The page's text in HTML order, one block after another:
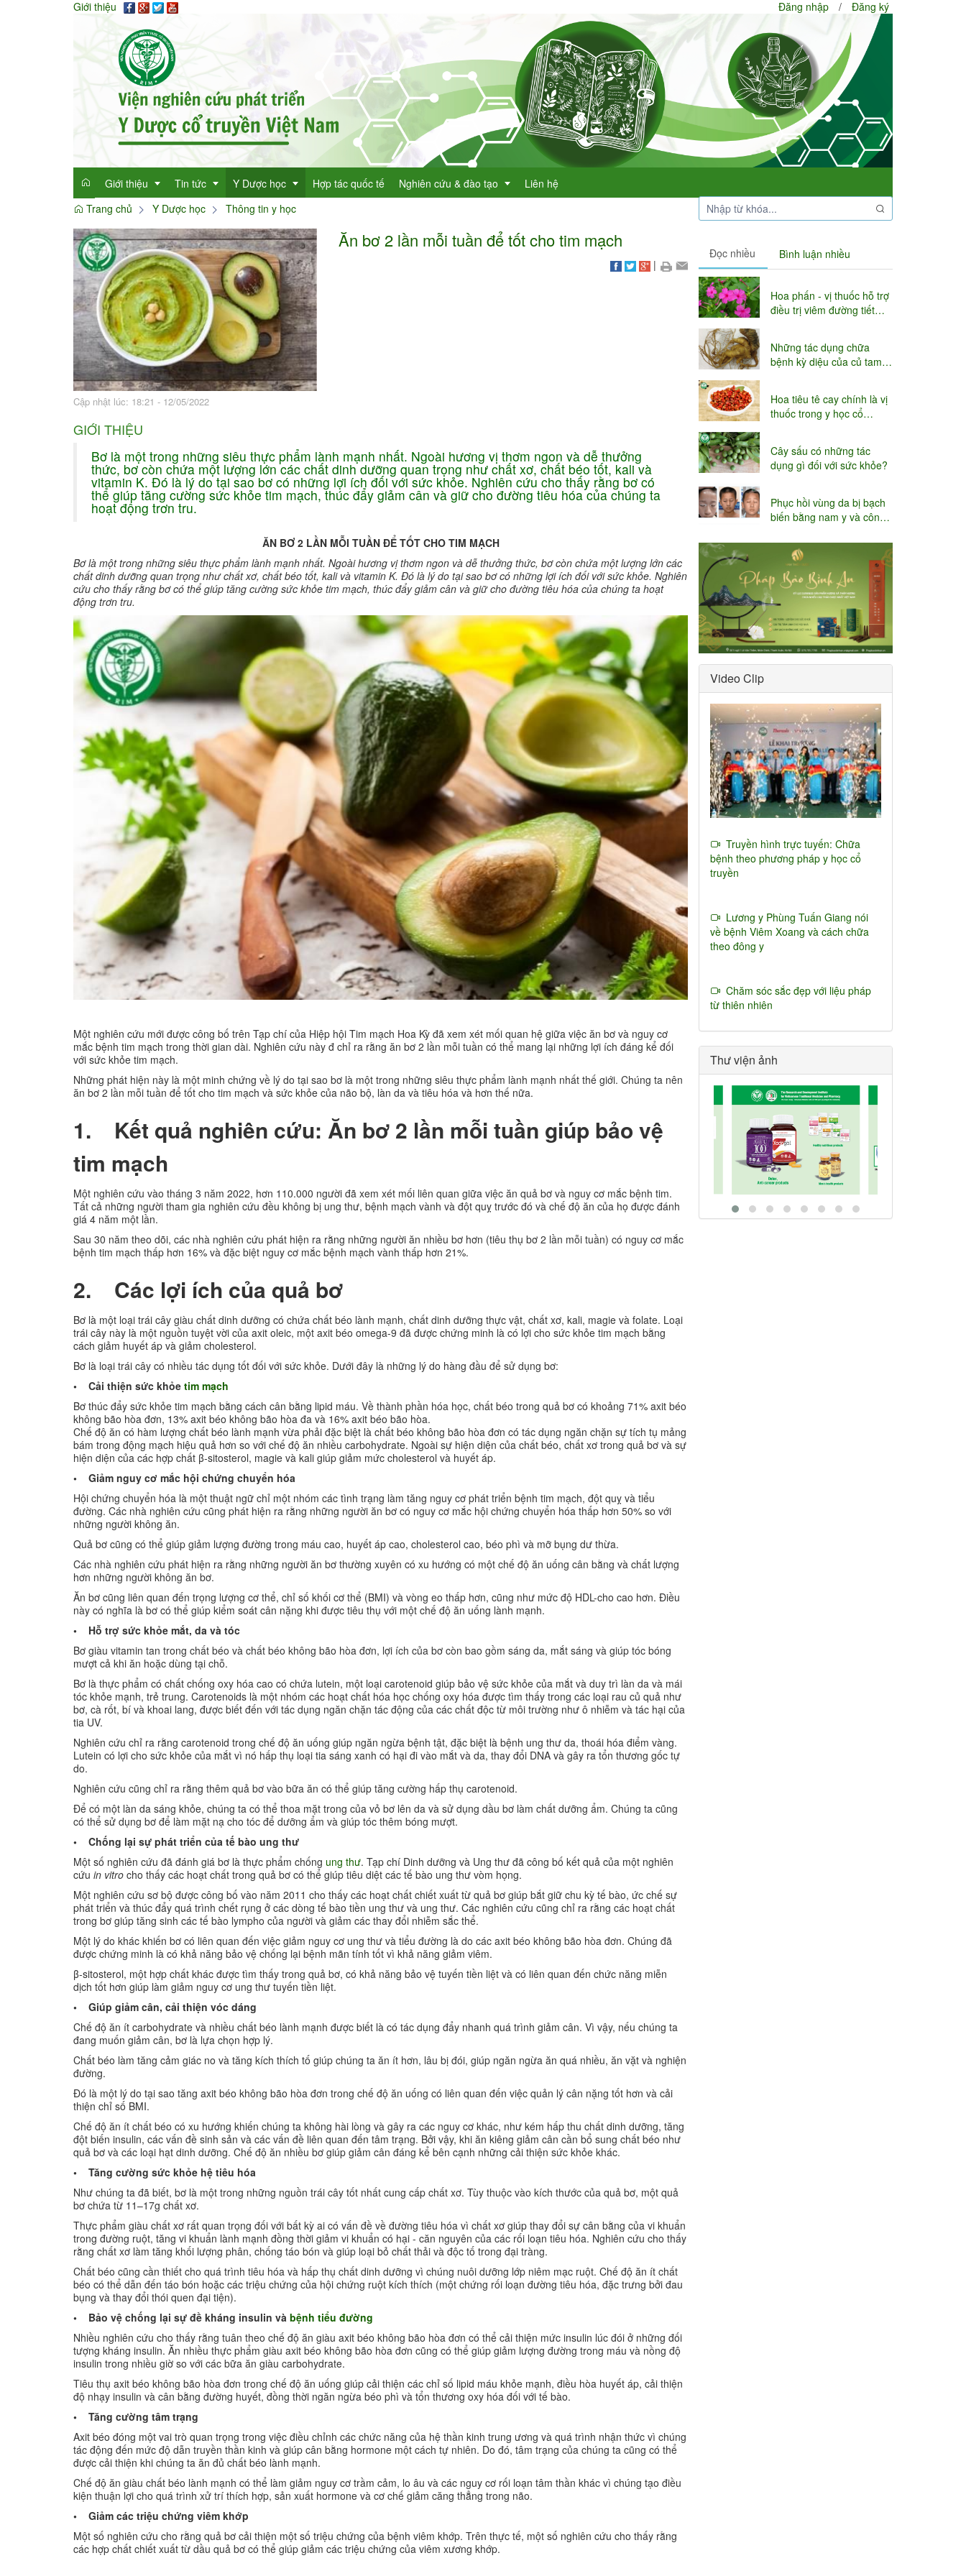
Giới thiệu Đăng nhập / Đăng ký
Giới thiệu
Giới thiệu
Mục đích
Chức năng nhiệm vụ
Tin tức
Tin tức tổng hợp
Tin tức trong ngành
Y Dược học
Thông tin y học
Cây thuốc quý Danh lục cây thuốc
Danh lục cây thuốc Việt Nam
Làm đẹp với thảo dược
Bài thuốc hay
Sức khỏe ngàn vàng
Hợp tác quốc tế Nghiên cứu & đào tạo
Dự án KHCN
Liên hệ
Trang chủ
Y Dược học Thông tin y học
Cập nhật lúc: 18:21 - 12/05/2022
Ăn bơ 2 lần mỗi tuần để tốt cho tim mạch
|
GIỚI THIỆU
Bơ là một trong những siêu thực phẩm lành mạnh nhất. Ngoài hương vị thơm ngon và dễ thưởng
thức, bơ còn chứa một lượng lớn các chất dinh dưỡng quan trọng như chất xơ, chất béo tốt, kali và
vitamin K. Đó là lý do tại sao bơ có những lợi ích đối với sức khỏe. Nghiên cứu cho thấy rằng bơ có
thể giúp tăng cường sức khỏe tim mạch, thúc đẩy giảm cân và giữ cho đường tiêu hóa của chúng ta
hoạt động trơn tru.
ĂN BƠ 2 LẦN MỖI TUẦN ĐỂ TỐT CHO TIM MẠCH
Bơ là một trong những siêu thực phẩm lành mạnh nhất. Ngoài hương vị thơm ngon và dễ thưởng thức, bơ còn chứa một lượng lớn các
chất dinh dưỡng quan trọng như chất xơ, chất béo tốt, kali và vitamin K. Đó là lý do tại sao bơ có những lợi ích đối với sức khỏe. Nghiên
cứu cho thấy rằng bơ có thể giúp tăng cường sức khỏe tim mạch, thúc đẩy giảm cân và giữ cho đường tiêu hóa của chúng ta hoạt
động trơn tru.
Một nghiên cứu mới được công bố trên Tạp chí của Hiệp hội Tim mạch Hoa Kỳ đã xem xét mối quan hệ giữa việc ăn bơ và nguy cơ
mắc bệnh tim mạch trong thời gian dài. Nghiên cứu này đ chỉ ra rằng ăn bơ 2 lần mỗi tuần có thể mang lại những lợi ích đáng kể đối
với sức khỏe tim mạch.
Những phát hiện này là một minh chứng về lý do tại sao bơ là một trong những siêu thực phẩm lành mạnh nhất thế giới. Chúng ta nên
ăn bơ 2 lần mỗi tuần để tốt cho tim mạch và sức khỏe của não bộ, làn da và tiêu hóa và hơn thế nữa.
1. Kết quả nghiên cứu: Ăn bơ 2 lần mỗi tuần giúp bảo vệ
tim mạch
Một nghiên cứu vào tháng 3 năm 2022, hơn 110.000 người đã xem xét mối liên quan giữa việc ăn quả bơ và nguy cơ mắc bệnh tim.
Tất cả những người tham gia nghiên cứu đều không bị ung thư, bệnh mạch vành và đột quỵ trước đó và chế độ ăn của họ được đánh
giá 4 năm một lần.
Sau 30 năm theo dõi, các nhà nghiên cứu phát hiện ra rằng những người ăn nhiều bơ hơn (tiêu thụ bơ 2 lần mỗi tuần) có nguy cơ mắc
bệnh tim mạch thấp hơn 16% và đặc biệt nguy cơ mắc bệnh mạch vành thấp hơn 21%.
2. Các lợi ích của quả bơ
Bơ là một loại trái cây giàu chất dinh dưỡng có chứa chất béo lành mạnh, chất dinh dưỡng thực vật, chất xơ, kali, magie và folate. Loại
trái cây này là một nguồn tuyệt vời của axit oleic, một axit béo omega-9 đã được chứng minh là có lợi cho sức khỏe tim mạch bằng
cách giảm huyết áp và giảm cholesterol.
Bơ là loại trái cây có nhiều tác dụng tốt đối với sức khỏe. Dưới đây là những lý do hàng đầu để sử dụng bơ:
• Cải thiện sức khỏe tim mạch
Bơ thúc đẩy sức khỏe tim mạch bằng cách cân bằng lipid máu. Về thành phần hóa học, chất béo trong quả bơ có khoảng 71% axit béo
không bão hòa đơn, 13% axit béo không bão hòa đa và 16% axit béo bão hòa.
Chế độ ăn có hàm lượng chất béo lành mạnh vừa phải đặc biệt là chất béo không bão hòa đơn có tác dụng ngăn chặn sự tích tụ mảng
bám trong động mạch hiệu quả hơn so với chế độ ăn nhiều carbohydrate. Ngoài sự hiện diện của chất béo, chất xơ trong quả bơ và sự
hiện diện của các hợp chất β-sitosterol, magie và kali giúp giảm mức cholesterol và huyết áp.
• Giảm nguy cơ mắc hội chứng chuyển hóa
Hội chứng chuyển hóa là một thuật ngữ chỉ một nhóm các tình trạng làm tăng nguy cơ phát triển bệnh tim mạch, đột quỵ và tiểu
đường. Các nhà nghiên cứu cũng phát hiện ra rằng những người ăn bơ có nguy cơ mắc hội chứng chuyển hóa thấp hơn 50% so với
những người không ăn.
Quả bơ cũng có thể giúp giảm lượng đường trong máu cao, huyết áp cao, cholesterol cao, béo phì và mỡ bụng dư thừa.
Các nhà nghiên cứu phát hiện ra rằng những người ăn bơ thường xuyên có xu hướng có một chế độ ăn uống cân bằng và chất lượng
hơn những người không ăn bơ.
Ăn bơ cũng liên quan đến trọng lượng cơ thể, chỉ số khối cơ thể (BMI) và vòng eo thấp hơn, cũng như mức độ HDL-cho cao hơn. Điều
này có nghĩa là bơ có thể giúp kiểm soát cân nặng khi được tiêu thụ với một chế độ ăn uống lành mạnh.
• Hỗ trợ sức khỏe mắt, da và tóc
Bơ giàu vitamin tan trong chất béo và chất béo không bão hòa đơn, lợi ích của bơ còn bao gồm sáng da, mắt sáng và giúp tóc bóng
mượt cả khi ăn hoặc dùng tại chỗ.
Bơ là thực phẩm có chất chống oxy hóa cao có chứa lutein, một loại carotenoid giúp bảo vệ sức khỏe của mắt và duy trì làn da và mái
tóc khỏe mạnh, trẻ trung. Carotenoids là một nhóm các hoạt chất hóa học chống oxy hóa được tìm thấy trong các loại rau củ quả như
bơ, cà rốt, bí và khoai lang, được biết đến với tác dụng ngăn chặn tác động của các chất độc từ môi trường như ô nhiễm và tác hại của
tia UV.
Nghiên cứu chỉ ra rằng carotenoid trong chế độ ăn uống giúp ngăn ngừa bệnh tật, đặc biệt là bệnh ung thư da, thoái hóa điểm vàng.
Lutein có lợi cho sức khỏe của mắt vì nó hấp thụ loại tia sáng xanh có hại đi vào mắt và da, thay đổi DNA và gây ra tổn thương gốc tự
do.
Nghiên cứu cũng chỉ ra rằng thêm quả bơ vào bữa ăn có thể giúp tăng cường hấp thụ carotenoid.
Để có một làn da sáng khỏe, chúng ta có thể thoa mặt trong của vỏ bơ lên da và sử dụng dầu bơ làm chất dưỡng ẩm. Chúng ta cũng
có thể sử dụng bơ để làm mặt nạ cho tóc để dưỡng ẩm và giúp tóc thêm bóng mượt.
• Chống lại sự phát triển của tế bào ung thư
Một số nghiên cứu đã đánh giá bơ là thực phẩm chống ung thư. Tạp chí Dinh dưỡng và Ung thư đã công bố kết quả của một nghiên
cứu in vitro cho thấy các hoạt chất trong quả bơ có thể giúp tiêu diệt các tế bào ung thư vòm họng.
Một nghiên cứu sơ bộ được công bố vào năm 2011 cho thấy các hoạt chất chiết xuất từ quả bơ giúp bắt giữ chu kỳ tế bào, ức chế sự
phát triển và thúc đẩy quá trình chết rụng ở các dòng tế bào tiền ung thư và ung thư. Các nghiên cứu cũng chỉ ra rằng các hoạt chất
trong bơ giúp tăng sinh các tế bào lympho của người và giảm các thay đổi nhiễm sắc thể.
Một lý do khác khiến bơ có liên quan đến việc giảm nguy cơ ung thư và tiểu đường là do các axit béo không bão hòa đơn. Chúng đã
được chứng minh là có khả năng bảo vệ chống lại bệnh mãn tính tốt vì khả năng giảm viêm.
β-sitosterol, một hợp chất khác được tìm thấy trong quả bơ, có khả năng bảo vệ tuyến tiền liệt và có liên quan đến chức năng miễn
dịch tốt hơn giúp làm giảm nguy cơ ung thư tuyến tiền liệt.
• Giúp giảm cân, cải thiện vóc dáng
Chế độ ăn ít carbohydrate và nhiều chất béo lành mạnh được biết là có tác dụng đẩy nhanh quá trình giảm cân. Vì vậy, nếu chúng ta
đang muốn giảm cân, bơ là lựa chọn hợp lý.
Chất béo làm tăng cảm giác no và tăng kích thích tố giúp chúng ta ăn ít hơn, lâu bị đói, giúp ngăn ngừa ăn quá nhiều, ăn vặt và nghiện
đường.
Đó là một lý do tại sao tăng axit béo không bão hòa đơn trong chế độ ăn uống có liên quan đến việc quản lý cân nặng tốt hơn và cải
thiện chỉ số BMI.
Chế độ ăn ít chất béo có xu hướng khiến chúng ta không hài lòng và gây ra các nguy cơ khác, như kém hấp thu chất dinh dưỡng, tăng
đột biến insulin, các vấn đề sinh sản và các vấn đề liên quan đến tâm trạng. Bởi vậy, khi ăn kiêng giảm cân cần bổ sung chất béo như
quả bơ và các loại hạt dinh dưỡng. Chế độ ăn nhiều bơ giúp giảm cân đáng kể bên cạnh những cải thiện sức khỏe khác.
• Tăng cường sức khỏe hệ tiêu hóa
Như chúng ta đã biết, bơ là một trong những nguồn trái cây tốt nhất cung cấp chất xơ. Tùy thuộc vào kích thước của quả bơ, một quả
bơ chứa từ 11–17g chất xơ.
Thực phẩm giàu chất xơ rất quan trọng đối với bất kỳ ai có vấn đề về đường tiêu hóa vì chất xơ giúp thay đổi sự cân bằng của vi khuẩn
trong đường ruột, tăng vi khuẩn lành mạnh đồng thời giảm vi khuẩn có hại - căn nguyên của các rối loạn tiêu hóa. Nghiên cứu cho thấy
rằng chất xơ làm tăng khối lượng phân, chống táo bón và giúp loại bỏ chất thải và độc tố trong đại tràng.
Chất béo cũng cần thiết cho quá trình tiêu hóa và hấp thụ chất dinh dưỡng vì chúng nuôi dưỡng lớp niêm mạc ruột. Chế độ ăn ít chất
béo có thể dẫn đến táo bón hoặc các triệu chứng của hội chứng ruột kích thích (một chứng rối loạn đường tiêu hóa, đặc trưng bởi đau
bụng và thay đổi thói quen đại tiện).
• Bảo vệ chống lại sự đề kháng insulin và bệnh tiểu đường
Nhiều nghiên cứu cho thấy rằng tuân theo chế độ ăn giàu axit béo không bão hòa đơn có thể cải thiện mức insulin lúc đói ở những đối
tượng kháng insulin. Ăn nhiều thực phẩm giàu axit béo không bão hòa đơn cũng có thể giúp giảm lượng đường trong máu và nồng độ
insulin trong nhiều giờ so với các bữa ăn giàu carbohydrate.
Tiêu thụ axit béo không bão hòa đơn trong chế độ ăn uống giúp cải thiện các chỉ số lipid máu khỏe mạnh, điều hòa huyết áp, cải thiện
độ nhạy insulin và cân bằng đường huyết, đồng thời ngăn ngừa béo phì và tổn thương oxy hóa đối với tế bào.
• Tăng cường tâm trạng
Axit béo đóng một vai trò quan trọng trong việc điều chỉnh các chức năng của hệ thần kinh trung ương và quá trình nhận thức vì chúng
tác động đến mức độ dẫn truyền thần kinh và giúp cân bằng hormone một cách tự nhiên. Do đó, tâm trạng của chúng ta cũng có thể
được cải thiện khi chúng ta ăn đủ chất béo lành mạnh.
Chế độ ăn giàu chất béo lành mạnh có thể làm giảm nguy cơ trầm cảm, lo âu và các nguy cơ rối loạn tâm thần khác vì chúng tạo điều
kiện thuận lợi cho quá trình xử trí thích hợp, sản xuất hormone và cơ chế giảm căng thẳng trong não.
• Giảm các triệu chứng viêm khớp
Một số nghiên cứu cho rằng quả bơ cải thiện một số triệu chứng của bệnh viêm khớp. Trên thực tế, một số nghiên cứu cho thấy rằng
các hợp chất chiết xuất từ dầu quả bơ có thể giúp giảm các triệu chứng của viêm xương khớp.
Đọc nhiều Bình luận nhiều
Hoa phấn - vị thuốc hỗ trợ
điều trị viêm đường tiết
Những tác dụng chữa
bệnh kỳ diệu của củ tam
Hoa tiêu tê cay chính là vị
thuốc trong y học cổ
Cây sấu có những tác
dụng gì đối với sức khỏe?
Phục hồi vùng da bị bạch
biến bằng nam y và công
Video Clip
Truyền hình trực tuyến: Chữa
bệnh theo phương pháp y học cổ
truyền
Lương y Phùng Tuấn Giang nói
về bệnh Viêm Xoang và cách chữa
theo đông y
Chăm sóc sắc đẹp với liệu pháp
từ thiên nhiên
Thư viện ảnh